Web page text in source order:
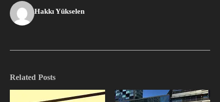
Hakkı Yükselen
Related Posts